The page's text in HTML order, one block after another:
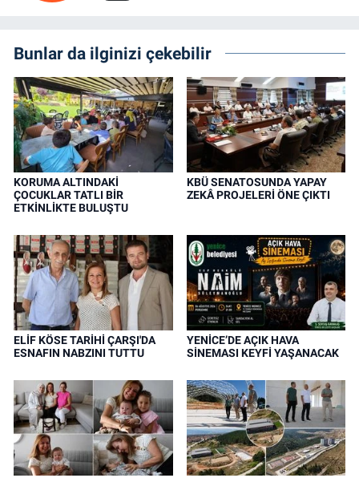
Bunlar da ilginizi çekebilir
KORUMA ALTINDAKİ
ÇOCUKLAR TATLI BİR
ETKİNLİKTE BULUŞTU
KBÜ SENATOSUNDA YAPAY
ZEKÂ PROJELERİ ÖNE ÇIKTI
ELİF KÖSE TARİHİ ÇARŞI'DA
ESNAFIN NABZINI TUTTU
YENİCE’DE AÇIK HAVA
SİNEMASI KEYFİ YAŞANACAK